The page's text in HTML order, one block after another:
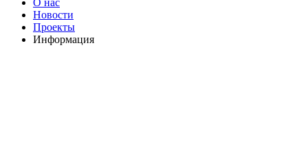
О нас
Новости
Проекты
Информация